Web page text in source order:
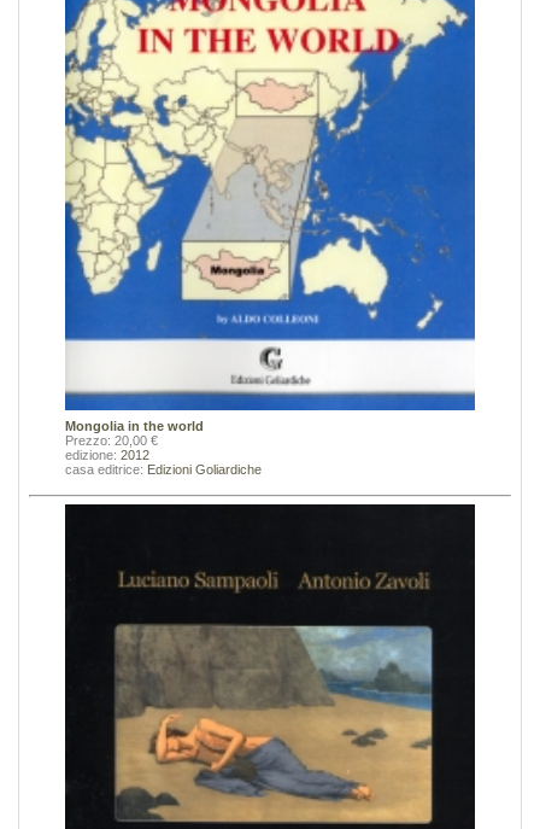
Mongolia in the world
Prezzo: 20,00 €
edizione: 2012
casa editrice: Edizioni Goliardiche